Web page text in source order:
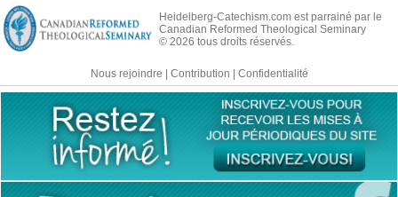
Heidelberg-Catechism.com est parrainé par le
Canadian Reformed Theological Seminary
© 2026 tous droits réservés.
Nous rejoindre Contribution Confidentialité